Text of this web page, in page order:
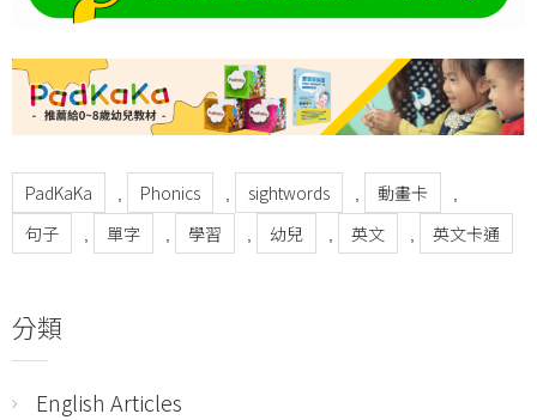
PadKaKa , Phonics , sightwords , 動畫卡 ,
句子 , 單字 , 學習 , 幼兒 , 英文 , 英文卡通
分類
English Articles